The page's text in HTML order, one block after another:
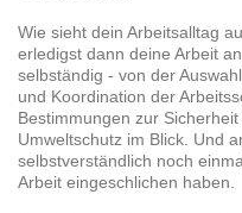
Wie sieht dein Arbeitsalltag
erledigst dann deine Arbeit
selbständig - von der
und Koordination der
Bestimmungen zur
Umweltschutz im Blick. Und
selbstverständlich noch
Arbeit eingeschlichen haben.